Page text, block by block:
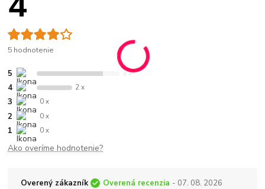
5 hodnotenie
5 3 x
4 2 x
3 0 x
2 0 x
1 0 x
Ako overíme hodnotenie?
Overený zákazník Overená recenzia - 07. 08. 2026